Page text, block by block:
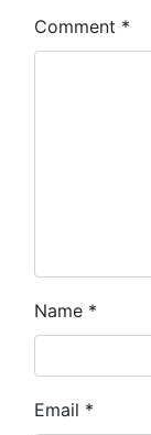
Comment *
Name *
Email *